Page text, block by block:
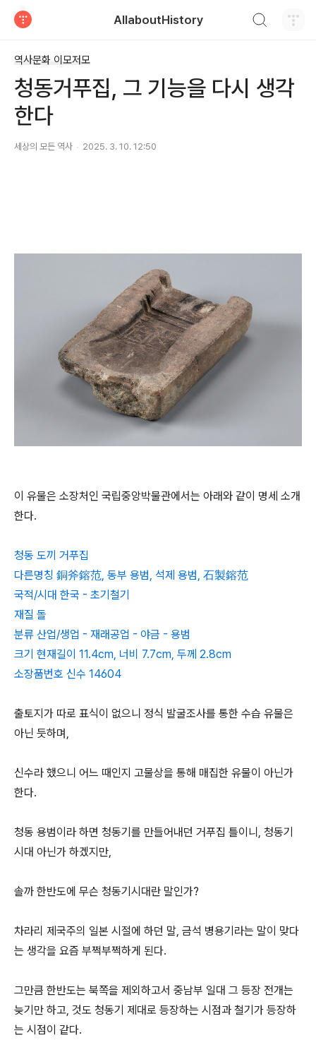
AllaboutHistory
역사문화 이모저모
청동거푸집, 그 기능을 다시 생각
한다
세상의 모든 역사 2025. 3. 10. 12:50
이 유물은 소장처인 국립중앙박물관에서는 아래와 같이 명세 소개
한다.
청동 도끼 거푸집
다른명칭 銅斧鎔范, 동부 용범, 석제 용범, 石製鎔范
국적/시대 한국 - 초기철기
재질 돌
분류 산업/생업 - 재래공업 - 야금 - 용범
크기 현재길이 11.4cm, 너비 7.7cm, 두께 2.8cm
소장품번호 신수 14604
출토지가 따로 표식이 없으니 정식 발굴조사를 통한 수습 유물은
아닌 듯하며,
신수라 했으니 어느 때인지 고물상을 통해 매집한 유물이 아닌가
한다.
청동 용범이라 하면 청동기를 만들어내던 거푸집 틀이니, 청동기
시대 아닌가 하겠지만,
솔까 한반도에 무슨 청동기시대란 말인가?
차라리 제국주의 일본 시절에 하던 말, 금석 병용기라는 말이 맞다
는 생각을 요즘 부쩍부쩍하게 된다.
그만큼 한반도는 북쪽을 제외하고서 중남부 일대 그 등장 전개는
늦기만 하고, 것도 청동기 제대로 등장하는 시점과 철기가 등장하
는 시점이 같다.